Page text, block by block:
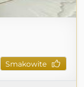
Smakowite